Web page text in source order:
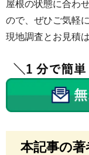
屋根の状態に合わ
ので、ぜひご気軽
現地調査とお見積
本記事の